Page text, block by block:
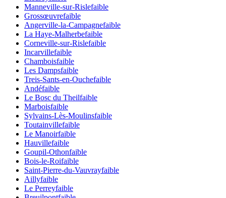
Manneville-sur-Rislefaible
Grossœuvrefaible
Angerville-la-Campagnefaible
La Haye-Malherbefaible
Corneville-sur-Rislefaible
Incarvillefaible
Chamboisfaible
Les Dampsfaible
Treis-Sants-en-Ouchefaible
Andéfaible
Le Bosc du Theilfaible
Marboisfaible
Sylvains-Lès-Moulinsfaible
Toutainvillefaible
Le Manoirfaible
Hauvillefaible
Goupil-Othonfaible
Bois-le-Roifaible
Saint-Pierre-du-Vauvrayfaible
Aillyfaible
Le Perreyfaible